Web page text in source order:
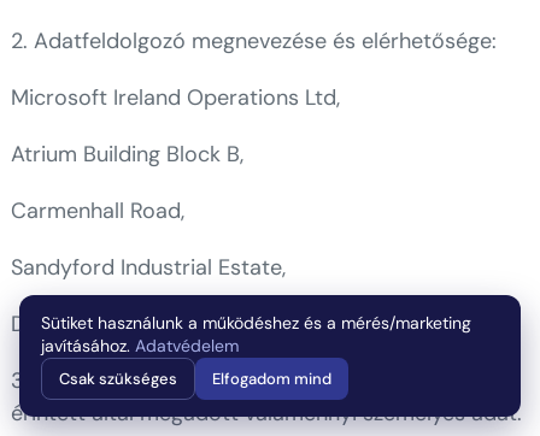
2. Adatfeldolgozó megnevezése és elérhetősége:
Microsoft Ireland Operations Ltd,
Atrium Building Block B,
Carmenhall Road,
Sandyford Industrial Estate,
Dublin 18, Ireland
3. Az adatkezelés ténye, a kezelt adatok köre: Az
érintett által megadott valamennyi személyes adat.
Sütiket használunk a működéshez és a mérés/marketing
javításához. Adatvédelem
Csak szükséges Elfogadom mind